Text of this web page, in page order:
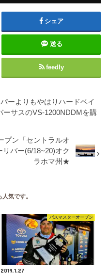
シェア
送る
feedly
ーよりもやはりハードベイ
ーサスのVS-1200NDDMを購
プン「セントラルオ
バー(6/18~20)オク
ラホマ州★
気です。
バスマスターオープン
2019.1.27